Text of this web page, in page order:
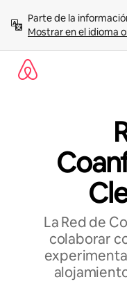
contenidoMostrar en el idioma
La Red de
colaborar